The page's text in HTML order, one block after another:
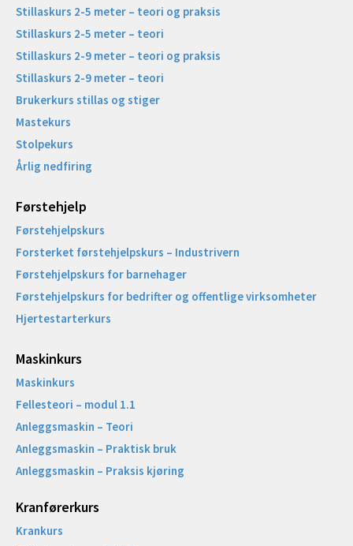
Stillaskurs 2-5 meter – teori og praksis
Stillaskurs 2-5 meter – teori
Stillaskurs 2-9 meter – teori og praksis
Stillaskurs 2-9 meter – teori
Brukerkurs stillas og stiger
Mastekurs
Stolpekurs
Årlig nedfiring
Førstehjelp
Førstehjelpskurs
Forsterket førstehjelpskurs – Industrivern
Førstehjelpskurs for barnehager
Førstehjelpskurs for bedrifter og offentlige virksomheter
Hjertestarterkurs
Maskinkurs
Maskinkurs
Fellesteori – modul 1.1
Anleggsmaskin – Teori
Anleggsmaskin – Praktisk bruk
Anleggsmaskin – Praksis kjøring
Kranførerkurs
Krankurs